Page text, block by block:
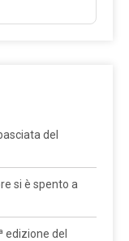
del
si è spento a
edizione del